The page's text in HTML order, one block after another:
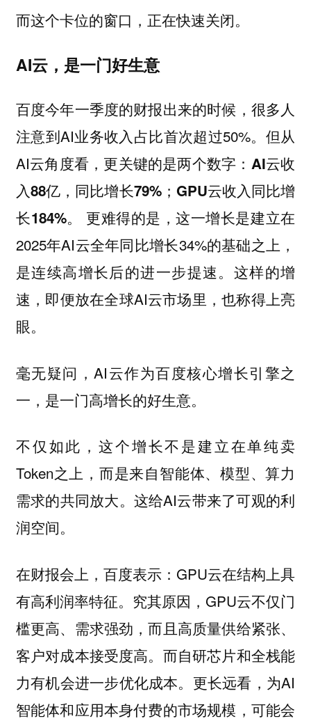
而这个卡位的窗口，正在快速关闭。
AI云，是一门好生意
百度今年一季度的财报出来的时候，很多人
注意到AI业务收入占比首次超过50%。但从
AI云角度看，更关键的是两个数字： AI云收
入88亿，同比增长79%；GPU云收入同比增
长184%。 更难得的是，这一增长是建立在
2025年AI云全年同比增长34%的基础之上，
是连续高增长后的进一步提速。这样的增
速，即便放在全球AI云市场里，也称得上亮
眼。
毫无疑问，AI云作为百度核心增长引擎之
一，是一门高增长的好生意。
不仅如此，这个增长不是建立在单纯卖
Token之上，而是来自智能体、模型、算力
需求的共同放大。这给AI云带来了可观的利
润空间。
在财报会上，百度表示：GPU云在结构上具
有高利润率特征。究其原因，GPU云不仅门
槛更高、需求强劲，而且高质量供给紧张、
客户对成本接受度高。而自研芯片和全栈能
力有机会进一步优化成本。更长远看，为AI
智能体和应用本身付费的市场规模，可能会